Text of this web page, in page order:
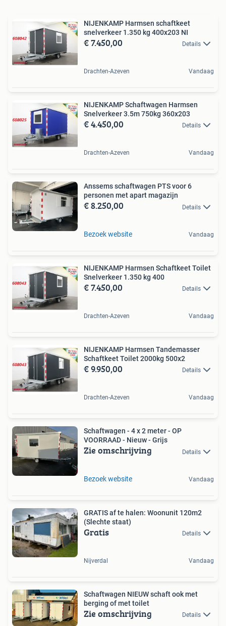
NIJENKAMP Harmsen schaftkeet
snelverkeer 1.350 kg 400x203 NI
€ 7.450,00 Details
Drachten-Azeven Vandaag
NIJENKAMP Schaftwagen Harmsen
Snelverkeer 3.5m 750kg 360x203
€ 4.450,00 Details
Drachten-Azeven Vandaag
Anssems schaftwagen PTS voor 6
personen met apart magazijn
€ 8.250,00 Details
Bezoek website Vandaag
NIJENKAMP Harmsen Schaftkeet Toilet
Snelverkeer 1.350 kg 400
€ 7.450,00 Details
Drachten-Azeven Vandaag
NIJENKAMP Harmsen Tandemasser
Schaftkeet Toilet 2000kg 500x2
€ 9.950,00 Details
Drachten-Azeven Vandaag
Schaftwagen - 4 x 2 meter - OP
VOORRAAD - Nieuw - Grijs
Zie omschrijving Details
Bezoek website Vandaag
GRATIS af te halen: Woonunit 120m2
(Slechte staat)
Gratis Details
Nijverdal Vandaag
Schaftwagen NIEUW schaft ook met
berging of met toilet
Zie omschrijving Details